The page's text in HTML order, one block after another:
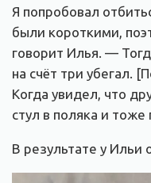
Я попробовал
были короткими,
говорит Илья. —
на счёт три убегал.
Когда увидел, что
стул в поляка и
В результате у Ильи